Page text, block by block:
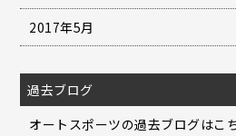
2017年5月
過去ブログ
オートスポーツの過去ブログはこ